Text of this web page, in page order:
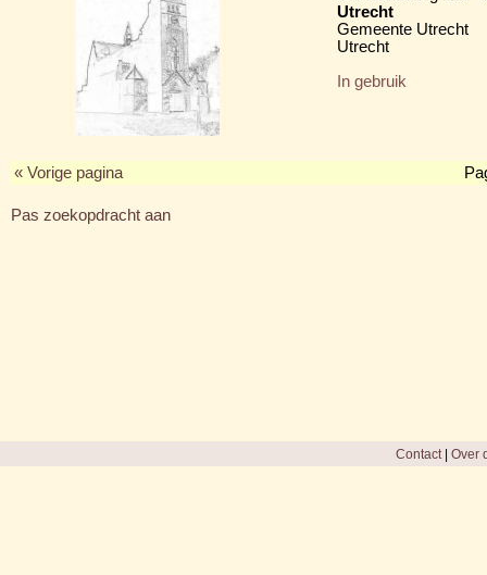
Utrecht
Gemeente Utrecht
Utrecht
In gebruik
« Vorige pagina
Pas zoekopdracht aan
Contact| Over